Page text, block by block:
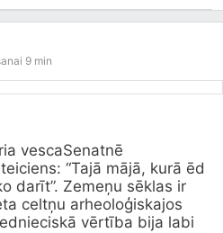
9 min
vescaSenatnē
“Tajā mājā, kurā ēd
darīt”. Zemeņu sēklas ir
celtņu arheoloģiskajos
vērtība bija labi